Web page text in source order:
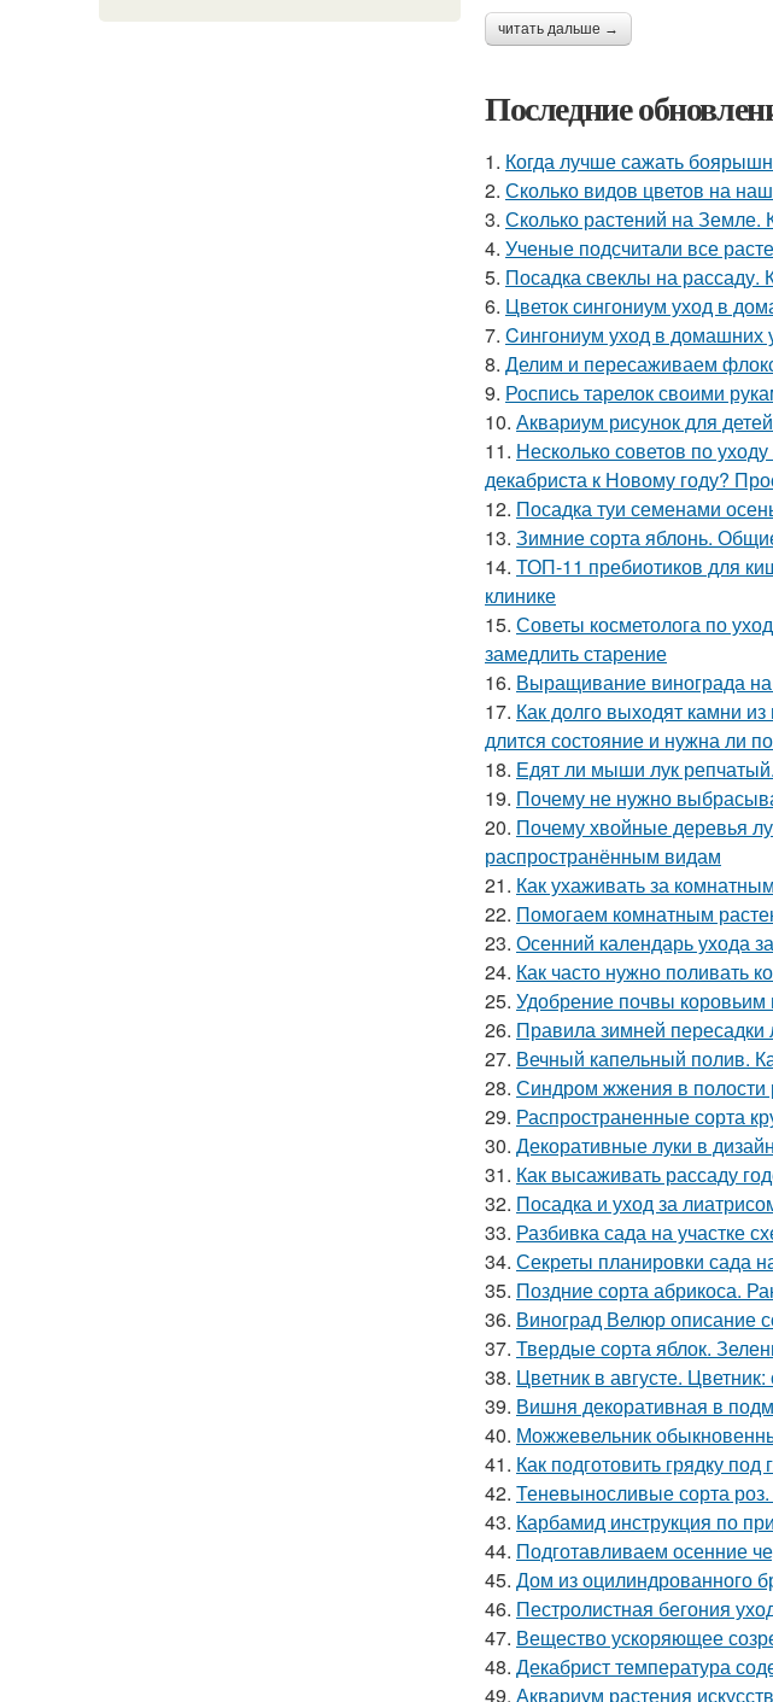
читать дальше →
Последние
1. Когда лучше сажать
2. Сколько видов цветов на
3. Сколько растений на Земле.
4. Ученые подсчитали все
5. Посадка свеклы на рассаду.
6. Цветок сингониум уход в
7. Cингониум уход в домашних
8. Делим и пересаживаем
9. Роспись тарелок своими
10. Аквариум рисунок для
11. Несколько советов по
декабриста к Новому году?
12. Посадка туи семенами
13. Зимние сорта яблонь.
14. ТОП-11 пребиотиков для
клинике
15. Советы косметолога по
замедлить старение
16. Выращивание винограда
17. Как долго выходят камни
длится состояние и нужна ли
18. Едят ли мыши лук
19. Почему не нужно
20. Почему хвойные деревья
распространённым видам
21. Как ухаживать за
22. Помогаем комнатным
23. Осенний календарь ухода
24. Как часто нужно поливать
25. Удобрение почвы
26. Правила зимней
27. Вечный капельный полив.
28. Синдром жжения в полости
29. Распространенные сорта
30. Декоративные луки в
31. Как высаживать рассаду
32. Посадка и уход за
33. Разбивка сада на участке
34. Секреты планировки сада
35. Поздние сорта абрикоса.
36. Виноград Велюр описание
37. Твердые сорта яблок.
38. Цветник в августе.
39. Вишня декоративная в
40. Можжевельник
41. Как подготовить грядку
42. Теневыносливые сорта
43. Карбамид инструкция по
44. Подготавливаем осенние
45. Дом из оцилиндрованного
46. Пестролистная бегония
47. Вещество ускоряющее
48. Декабрист температура
49. Аквариум растения